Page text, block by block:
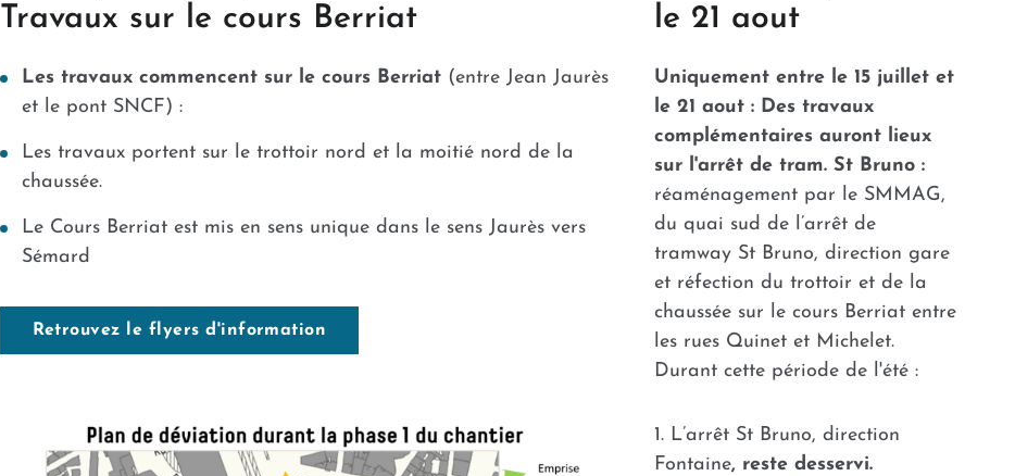
Travaux sur le cours Berriat
Les travaux commencent sur le cours Berriat (entre Jean Jaurès
et le pont SNCF) :
Les travaux portent sur le trottoir nord et la moitié nord de la
chaussée.
Le Cours Berriat est mis en sens unique dans le sens Jaurès vers
Sémard
Retrouvez le flyers d'information
le 21 aout
Uniquement entre le 15 juillet et
le 21 aout : Des travaux
complémentaires auront lieux
sur l'arrêt de tram. St Bruno :
réaménagement par le SMMAG,
du quai sud de l’arrêt de
tramway St Bruno, direction gare
et réfection du trottoir et de la
chaussée sur le cours Berriat entre
les rues Quinet et Michelet.
Durant cette période de l'été :
L’arrêt St Bruno, direction
Fontaine, reste desservi.